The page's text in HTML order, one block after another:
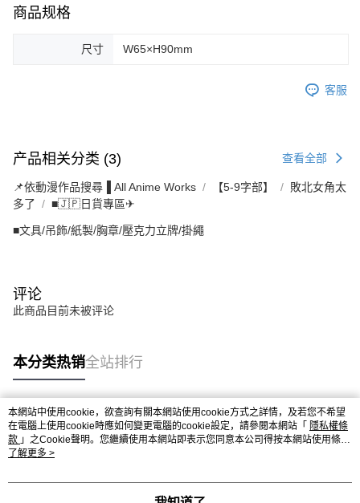
商品规格
尺寸 W65×H90mm
客服
产品相关分类 (3) 查看全部
📌依動漫作品搜尋▐ All Anime Works 【5-9字部】
敗北女角太
多了
■🇯🇵日貨專區✈
■文具/吊飾/紙製/胸章/壓克力立牌/掛繩
评论
此商品目前未被评论
本分类热销全站排行
热门标签
本網站中使用cookie，欲查詢有關本網站使用cookie方式之詳情，及若您不希望
在電腦上使用cookie時應如何變更電腦的cookie設定，請參閱本網站「 隱私權條
款 」之Cookie聲明。您繼續使用本網站即表示您同意本公司得按本網站使用條款
之Cookie聲明使用cookie。
了解更多 >